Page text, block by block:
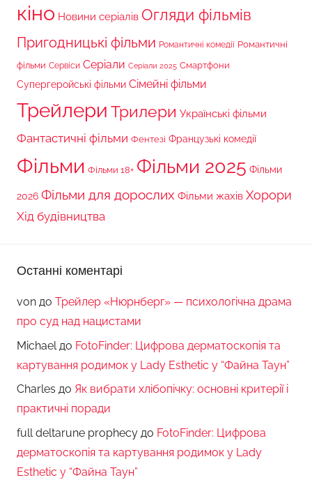
кіно Новини серіалів Огляди фільмів
Пригодницькі фільми Романтичні комедії Романтичні
фільми Сервіси Серіали Серіали 2025 Смартфони
Супергеройські фільми Сімейні фільми
Трейлери Трилери Українські фільми
Фантастичні фільми Фентезі Французькі комедії
Фільми Фільми 18+ Фільми 2025 Фільми
2026 Фільми для дорослих Фільми жахів Хорори
Хід будівництва
Останні коментарі
von до Трейлер «Нюрнберг» — психологічна драма
про суд над нацистами
Michael до FotoFinder: Цифрова дерматоскопія та
картування родимок у Lady Esthetic у “Файна Таун”
Charles до Як вибрати хлібопічку: основні критерії і
практичні поради
full deltarune prophecy до FotoFinder: Цифрова
дерматоскопія та картування родимок у Lady
Esthetic у “Файна Таун”